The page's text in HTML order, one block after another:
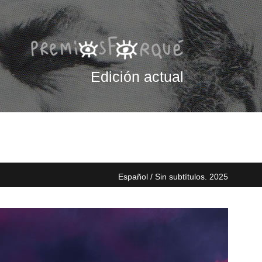
Edición actual
Español / Sin subtítulos. 2025